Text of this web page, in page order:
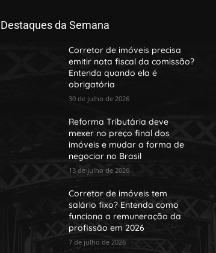
Destaques da Semana
Corretor de imóveis precisa
emitir nota fiscal da comissão?
Entenda quando ela é
obrigatória
30 de julho de 2026
Reforma Tributária deve
mexer no preço final dos
imóveis e mudar a forma de
negociar no Brasil
13 de julho de 2026
Corretor de imóveis tem
salário fixo? Entenda como
funciona a remuneração da
profissão em 2026
7 de julho de 2026